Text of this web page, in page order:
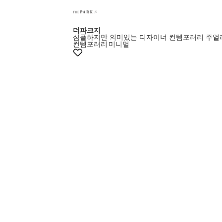
더파크지
심플하지만 의미있는 디자이너 컨템포러리 주얼
컨템포러리 미니멀